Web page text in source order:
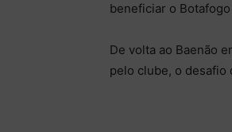
beneficiar o Botafogo
De volta ao Baenão
pelo clube, o desafio